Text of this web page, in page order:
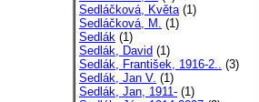
Sedláčková, Květa(1)
Sedláčková, M. (1)
Sedlák (1)
Sedlák, David (1)
Sedlák, František, 1916-2.. (3)
Sedlák, Jan V. (1)
Sedlák, Jan, 1911- (1)